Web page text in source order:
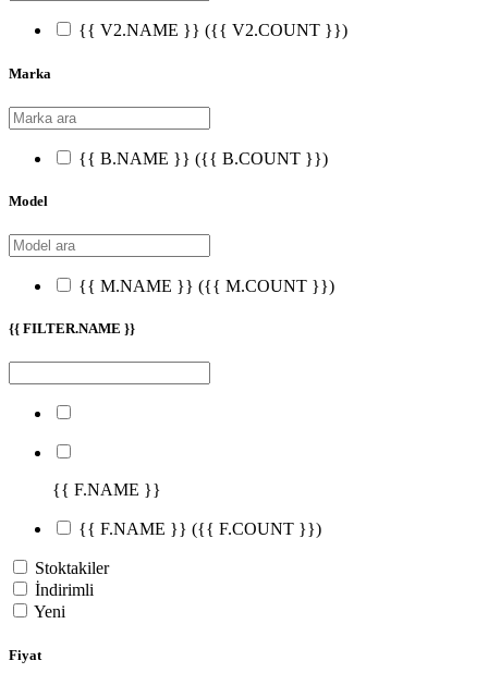
{{ V2.NAME }} ({{ V2.COUNT }})
Marka
{{ B.NAME }} ({{ B.COUNT }})
Model
{{ M.NAME }} ({{ M.COUNT }})
{{ FILTER.NAME }}
{{ F.NAME }}
{{ F.NAME }} ({{ F.COUNT }})
Stoktakiler
İndirimli
Yeni
Fiyat